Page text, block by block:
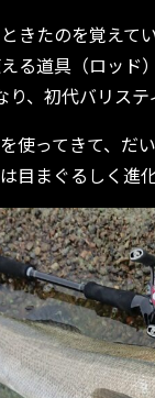
きたのを覚えて
る道具（ロッド
り、初代バリステ
使ってきて、だ
目まぐるしく進